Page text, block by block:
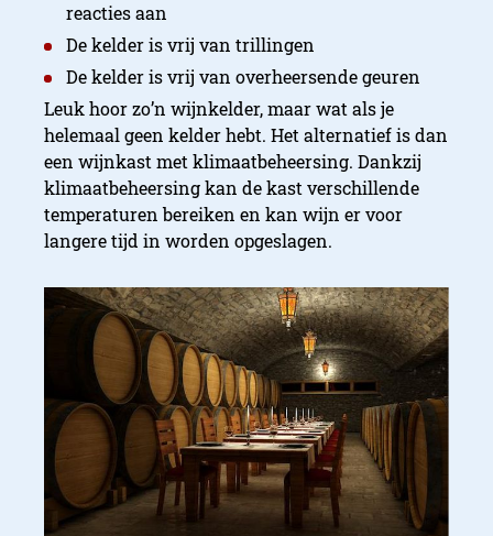
reacties aan
De kelder is vrij van trillingen
De kelder is vrij van overheersende geuren
Leuk hoor zo’n wijnkelder, maar wat als je
helemaal geen kelder hebt. Het alternatief is dan
een wijnkast met klimaatbeheersing. Dankzij
klimaatbeheersing kan de kast verschillende
temperaturen bereiken en kan wijn er voor
langere tijd in worden opgeslagen.